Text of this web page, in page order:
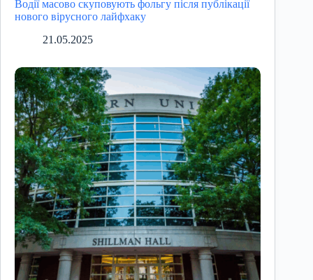
Водії масово скуповують фольгу після публікації
нового вірусного лайфхаку
21.05.2025